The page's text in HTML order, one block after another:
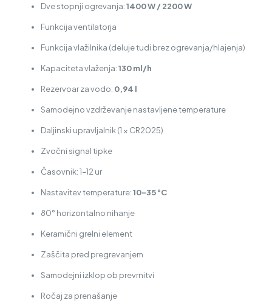
Dve stopnji ogrevanja:1400 W / 2200 W
Funkcija ventilatorja
Funkcija vlažilnika (deluje tudi brez ogrevanja/hlajenja)
Kapaciteta vlaženja:130 ml/h
Rezervoar za vodo: 0,94 l
Samodejno vzdrževanje nastavljene temperature
Daljinski upravljalnik (1 × CR2025)
Zvočni signal tipke
Časovnik: 1–12 ur
Nastavitev temperature:10–35 °C
80° horizontalno nihanje
Keramični grelni element
Zaščita pred pregrevanjem
Samodejni izklop ob prevrnitvi
Ročaj za prenašanje